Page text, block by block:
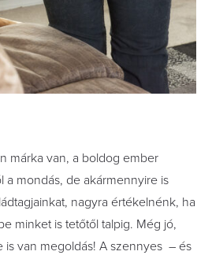
márka van, a boldog ember
a mondás, de akármennyire is
nagyra értékelnénk, ha
minket is tetőtől talpig. Még jó,
is van megoldás! A szennyes – és